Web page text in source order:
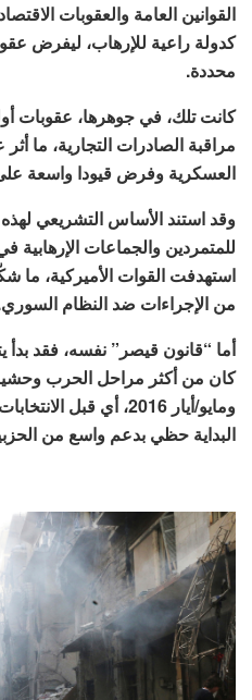
القوانين العامة والعقوبات
كدولة راعية للإرهاب، ليفرض
محددة.
كانت تلك، في جوهرها، عقوبات
مراقبة الصادرات التجارية، ما
العسكرية وفرض قيودا واسعة
وقد استند الأساس التشريعي
للمتمردين والجماعات الإرهابية
استهدفت القوات الأميركية، ما
من الإجراءات ضد النظام
أما “قانون قيصر” نفسه، فقد
كان من أكثر مراحل الحرب
ومايو/أيار 2016، أي قبل
البداية حظي بدعم واسع من